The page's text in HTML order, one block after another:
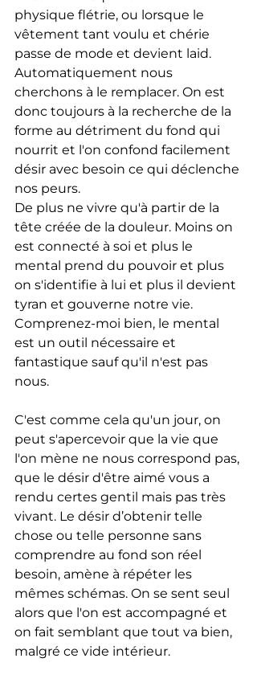
physique flétrie, ou lorsque le
vêtement tant voulu et chérie
passe de mode et devient laid.
Automatiquement nous
cherchons à le remplacer. On est
donc toujours à la recherche de la
forme au détriment du fond qui
nourrit et l'on confond facilement
désir avec besoin ce qui déclenche
nos peurs.
De plus ne vivre qu'à partir de la
tête créée de la douleur. Moins on
est connecté à soi et plus le
mental prend du pouvoir et plus
on s'identifie à lui et plus il devient
tyran et gouverne notre vie.
Comprenez-moi bien, le mental
est un outil nécessaire et
fantastique sauf qu'il n'est pas
nous.
C'est comme cela qu'un jour, on
peut s'apercevoir que la vie que
l'on mène ne nous correspond pas,
que le désir d'être aimé vous a
rendu certes gentil mais pas très
vivant. Le désir d’obtenir telle
chose ou telle personne sans
comprendre au fond son réel
besoin, amène à répéter les
mêmes schémas. On se sent seul
alors que l'on est accompagné et
on fait semblant que tout va bien,
malgré ce vide intérieur.